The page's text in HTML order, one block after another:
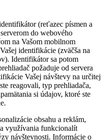
(reťazec písmen a
do webového
na Vašom mobilnom
identifikácie (zväčša na
Identifikátor sa potom
požaduje od servera
Vašej návštevy na určitej
reagovali, typ prehliadača,
si údajov, ktoré ste
obsahu a reklám,
využívania funkcionalít
návštevnosti. Informácie o